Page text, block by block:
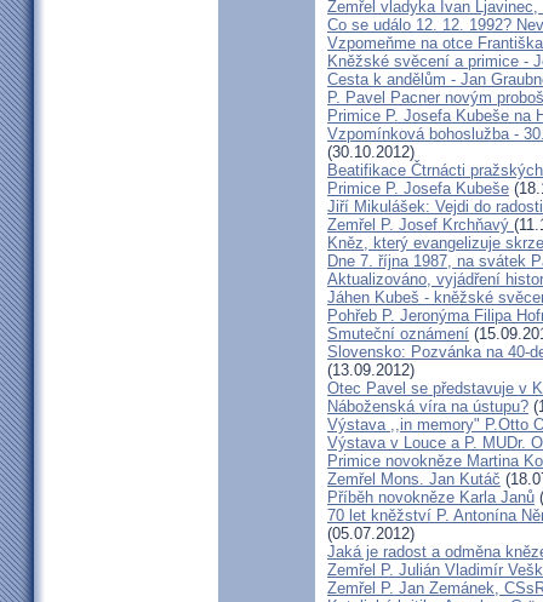
Zemřel vladyka Ivan
Co se událo 12. 12. 1992?
Vzpomeňme na otce
Kněžské svěcení a primice -
Cesta k andělům - Jan
P. Pavel Pacner novým
Primice P. Josefa Kubeše na
Vzpomínková bohoslužba -
(30.10.2012)
Beatifikace Čtrnácti
Primice P. Josefa Kubeše
Jiří Mikulášek: Vejdi do
Zemřel P. Josef Krchňavý
Kněz, který evangelizuje
Dne 7. října 1987, na svátek
Aktualizováno, vyjádření
Jáhen Kubeš - kněžské
Pohřeb P. Jeronýma Filipa
Smuteční oznámení
Slovensko: Pozvánka na 40-
(13.09.2012)
Otec Pavel se představuje v
Náboženská víra na ústupu?
Výstava ,,in memory" P.Otto
Výstava v Louce a P. MUDr.
Primice novokněze Martina
Zemřel Mons. Jan Kutáč
Příběh novokněze Karla Janů
70 let kněžství P. Antonína
(05.07.2012)
Jaká je radost a odměna
Zemřel P. Julián Vladimír
Zemřel P. Jan Zemánek,